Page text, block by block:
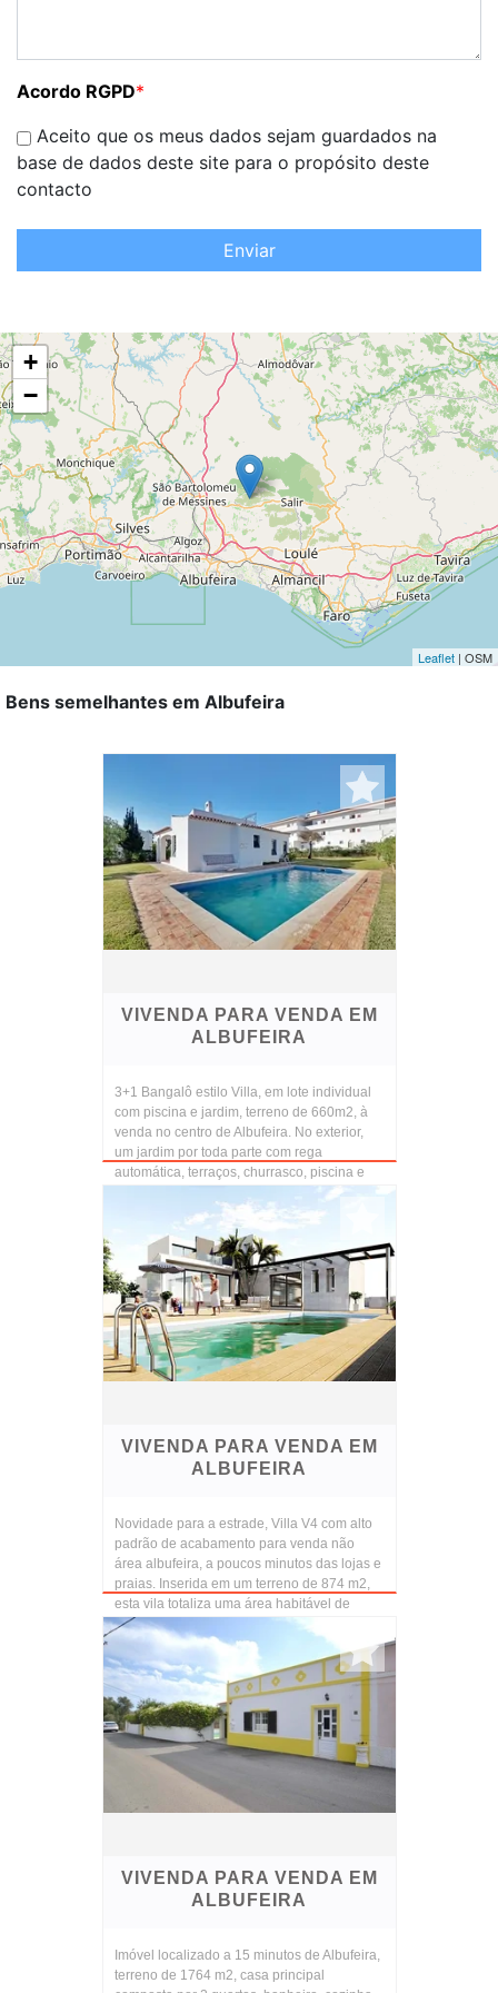
Acordo RGPD*
Aceito que os meus dados sejam guardados na
base de dados deste site para o propósito deste
contacto
Enviar
+
−
Leaflet | OSM
Bens semelhantes em Albufeira
VIVENDA PARA VENDA EM
ALBUFEIRA
3+1 Bangalô estilo Villa, em lote individual
com piscina e jardim, terreno de 660m2, à
venda no centro de Albufeira. No exterior,
um jardim por toda parte com rega
automática, terraços, churrasco, piscina e
VIVENDA PARA VENDA EM
ALBUFEIRA
Novidade para a estrade, Villa V4 com alto
padrão de acabamento para venda não
área albufeira, a poucos minutos das lojas e
praias. Inserida em um terreno de 874 m2,
esta vila totaliza uma área habitável de
260m2 di...
VIVENDA PARA VENDA EM
ALBUFEIRA
Imóvel localizado a 15 minutos de Albufeira,
terreno de 1764 m2, casa principal